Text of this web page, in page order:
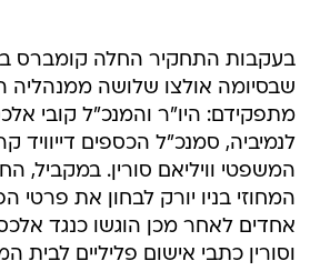
בעקבות התחקיר החלה קומברס
שבסיומה אולצו שלושה ממנהליה
מתפקידם: היו"ר והמנכ"ל קובי
לנמיביה, סמנכ"ל הכספים דייוויד
המשפטי וויליאם סורין. במקביל,
המחוזי בניו יורק לבחון את פרטי
אחדים לאחר מכן הוגשו כנגד
וסורין כתבי אישום פליליים לבית